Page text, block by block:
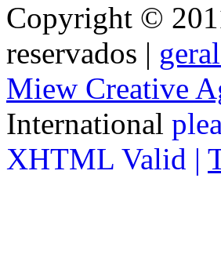
Copyright ©
reservados |
Miew Creative
International
XHTML Valid |